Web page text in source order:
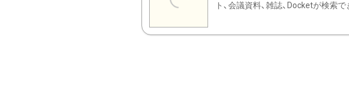
ト、会議資料、雑誌、Docketが検索で